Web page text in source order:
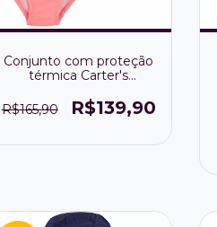
Conjunto com proteção
térmica Carter's
R$165,90
R$139,90